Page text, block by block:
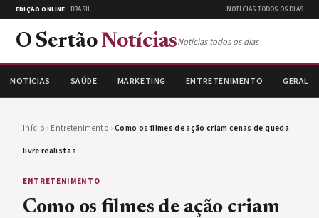
EDIÇÃO ONLINE · BRASIL NOTÍCIAS TODOS OS DIAS
O Sertão NotíciasNotícias todos os dias
NOTÍCIAS SAÚDE MARKETING ENTRETENIMENTO GERAL
Início › Entretenimento ›Como os filmes de ação criam cenas de queda
livre realistas
ENTRETENIMENTO
Como os filmes de ação criam